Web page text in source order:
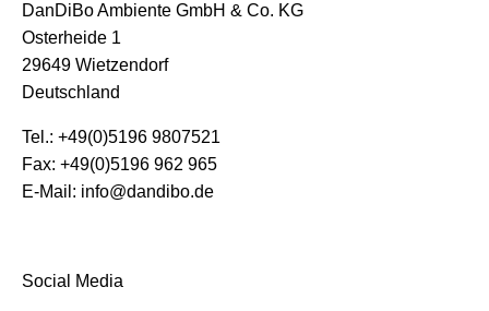
DanDiBo Ambiente GmbH & Co. KG
Osterheide 1
29649 Wietzendorf
Deutschland
Tel.: +49(0)5196 9807521
Fax: +49(0)5196 962 965
E-Mail: info@dandibo.de
Social Media